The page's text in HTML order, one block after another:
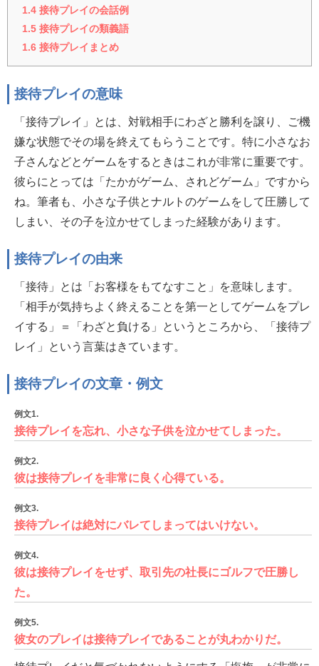
1.4 接待プレイの会話例
1.5 接待プレイの類義語
1.6 接待プレイまとめ
接待プレイの意味
「接待プレイ」とは、対戦相手にわざと勝利を譲り、ご機
嫌な状態でその場を終えてもらうことです。特に小さなお
子さんなどとゲームをするときはこれが非常に重要です。
彼らにとっては「たかがゲーム、されどゲーム」ですから
ね。筆者も、小さな子供とナルトのゲームをして圧勝して
しまい、その子を泣かせてしまった経験があります。
接待プレイの由来
「接待」とは「お客様をもてなすこと」を意味します。
「相手が気持ちよく終えることを第一としてゲームをプレ
イする」＝「わざと負ける」というところから、「接待プ
レイ」という言葉はきています。
接待プレイの文章・例文
例文1.
接待プレイを忘れ、小さな子供を泣かせてしまった。
例文2.
彼は接待プレイを非常に良く心得ている。
例文3.
接待プレイは絶対にバレてしまってはいけない。
例文4.
彼は接待プレイをせず、取引先の社長にゴルフで圧勝し
た。
例文5.
彼女のプレイは接待プレイであることが丸わかりだ。